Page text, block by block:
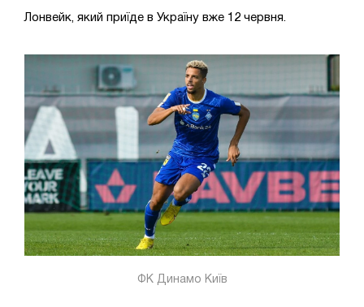
Лонвейк, який приїде в Україну вже 12 червня.
ФК Динамо Київ